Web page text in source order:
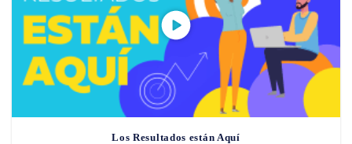
Los Resultados están Aquí